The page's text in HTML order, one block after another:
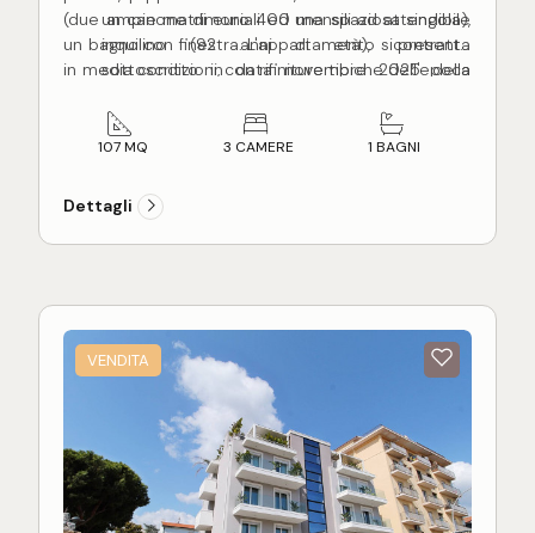
(due ampie matrimoniali ed una spaziosa singola),
un bagno con finestra. L'appartamento si presenta
in media condizioni, con rifiniture tipiche dell'epoca
marmittoni, infissi in legno originali con vetro
singolo, impianto di riscaldamento autonomo a
stato completamente ristrutturato il servizio
igienico.
L'alloggio risulta avere una altezza interna di 2,5 m,
rimessa di biciclette ed un motorino.
un canone di euro 400 mensili ad attendibile
inquilino (92 anni di età), contratto
sottoscritto in data novembre 2025 della
107 MQ 3 CAMERE 1 BAGNI
Dettagli
VENDITA